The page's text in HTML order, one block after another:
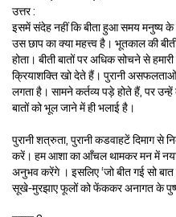
उत्तर :
इसमें संदेह नहीं कि बीता हुआ समय मनुष्य के
उस छाप का क्या महत्त्व है। भूतकाल की
होता। बीती बातों पर अधिक सोचने से
क्रियाशक्ति खो देते हैं। पुरानी
लगता है। सामने कर्तव्य पड़े होते हैं, पर
बातों को भूल जाने में ही भलाई है।
पुरानी शत्रुता, पुरानी कडवाहटें दिमाग से
करें। हम आशा का आँचल थामकर मन में
अनुभव करेंगे । इसलिए ‘जो बीत गई सो
सूखे-मुरझाए फूलों को फेंककर अनागत के